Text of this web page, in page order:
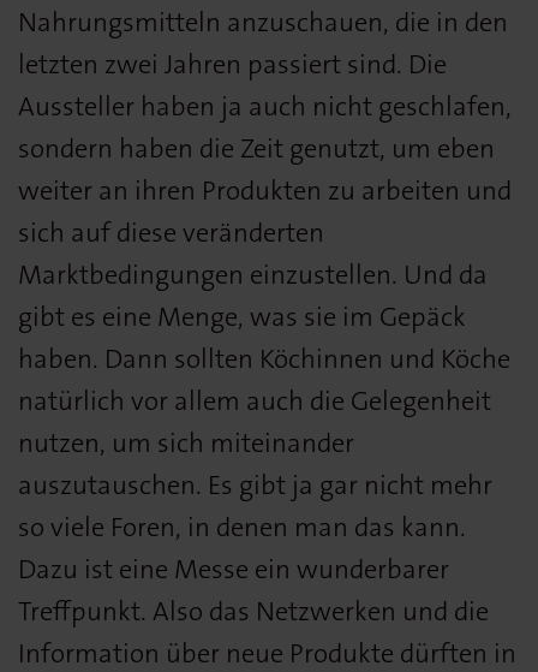
Nahrungsmitteln anzuschauen, die in den
letzten zwei Jahren passiert sind. Die
Aussteller haben ja auch nicht geschlafen,
sondern haben die Zeit genutzt, um eben
weiter an ihren Produkten zu arbeiten und
sich auf diese veränderten
Marktbedingungen einzustellen. Und da
gibt es eine Menge, was sie im Gepäck
haben. Dann sollten Köchinnen und Köche
natürlich vor allem auch die Gelegenheit
nutzen, um sich miteinander
auszutauschen. Es gibt ja gar nicht mehr
so viele Foren, in denen man das kann.
Dazu ist eine Messe ein wunderbarer
Treffpunkt. Also das Netzwerken und die
Information über neue Produkte dürften in